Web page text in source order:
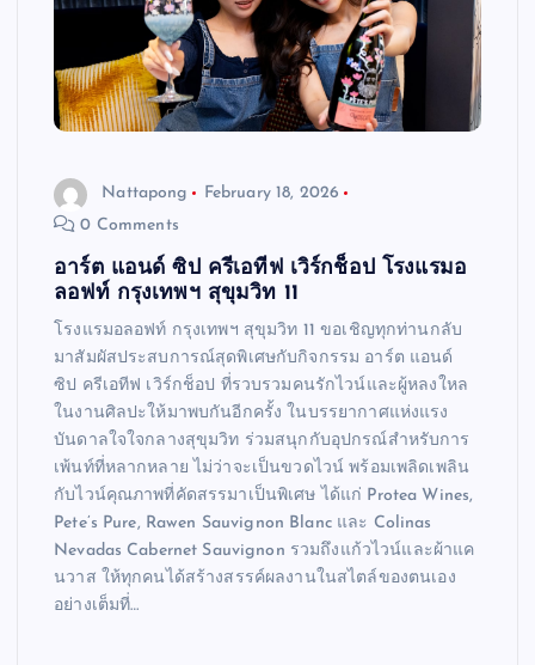
Nattapong
February 18, 2026
0 Comments
อาร์ต แอนด์ ซิป ครีเอทีฟ เวิร์กช็อป โรงแรมอ
ลอฟท์ กรุงเทพฯ สุขุมวิท 11
โรงแรมอลอฟท์ กรุงเทพฯ สุขุมวิท 11 ขอเชิญทุกท่านกลับ
มาสัมผัสประสบการณ์สุดพิเศษกับกิจกรรม อาร์ต แอนด์
ซิป ครีเอทีฟ เวิร์กช็อป ที่รวบรวมคนรักไวน์และผู้หลงใหล
ในงานศิลปะให้มาพบกันอีกครั้ง ในบรรยากาศแห่งแรง
บันดาลใจใจกลางสุขุมวิท ร่วมสนุกกับอุปกรณ์สำหรับการ
เพ้นท์ที่หลากหลาย ไม่ว่าจะเป็นขวดไวน์ พร้อมเพลิดเพลิน
กับไวน์คุณภาพที่คัดสรรมาเป็นพิเศษ ได้แก่ Protea Wines,
Pete’s Pure, Rawen Sauvignon Blanc และ Colinas
Nevadas Cabernet Sauvignon รวมถึงแก้วไวน์และผ้าแค
นวาส ให้ทุกคนได้สร้างสรรค์ผลงานในสไตล์ของตนเอง
อย่างเต็มที่…